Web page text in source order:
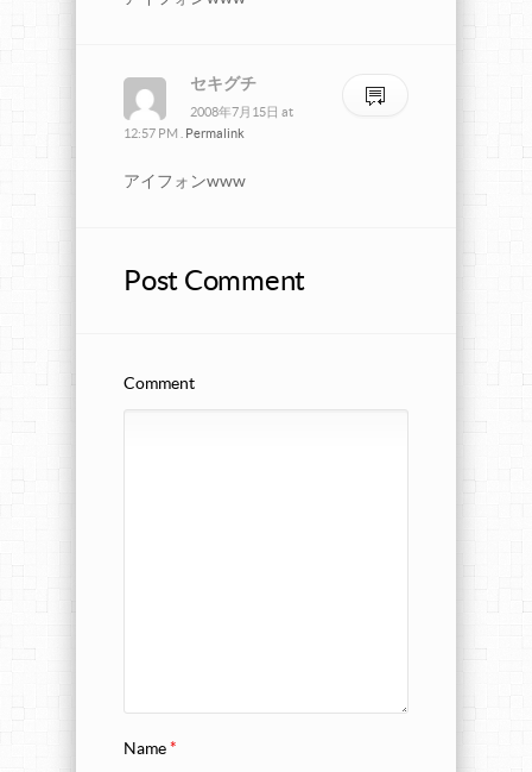
セキグチ
2008年7月15日 at
12:57 PM
Permalink
アイフォンwww
Post Comment
Comment
Name*